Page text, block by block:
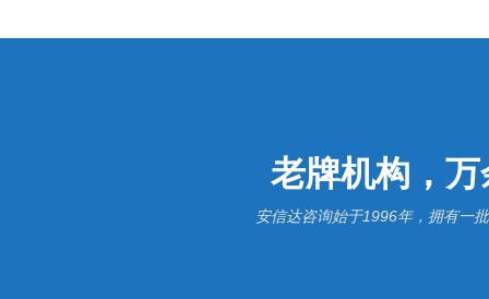
老牌机构，
安信达咨询始于1996年，拥有一